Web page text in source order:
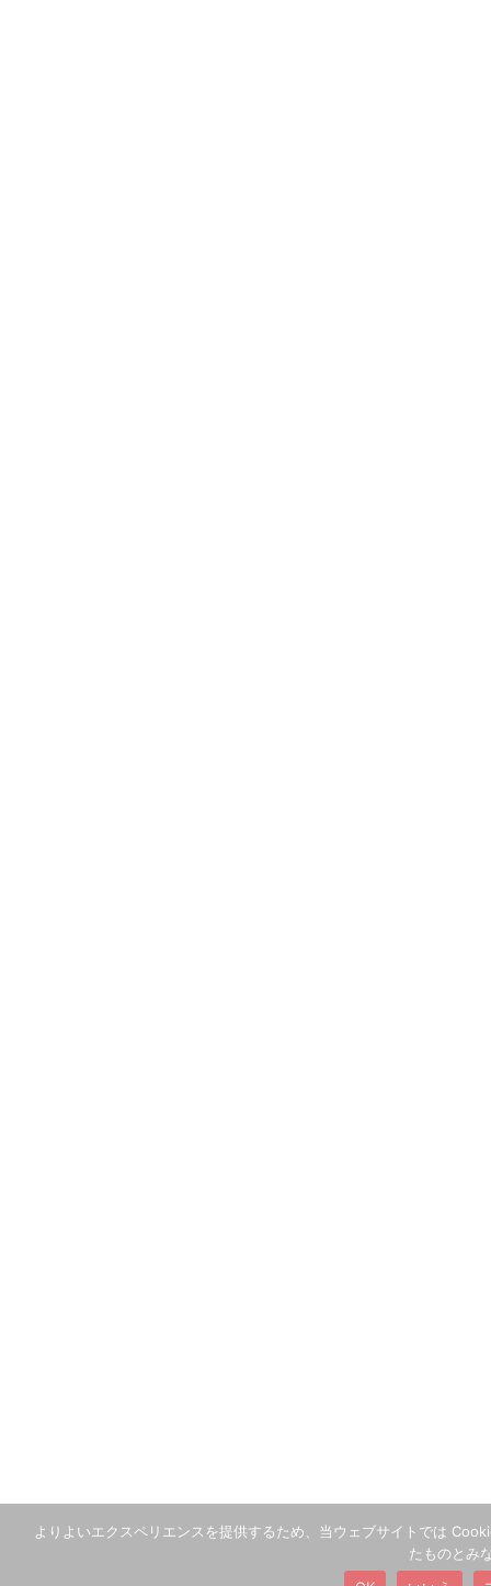
よりよいエクスペリエンスを提供するため、当ウェブサイトでは
たものとみ